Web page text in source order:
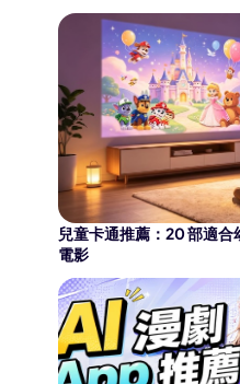
兒童卡通推薦：20 部適
電影